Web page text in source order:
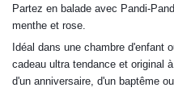
Partez en balade avec Pandi-
menthe et rose.
Idéal dans une chambre d'enfant
cadeau ultra tendance et original
d'un anniversaire, d'un baptême